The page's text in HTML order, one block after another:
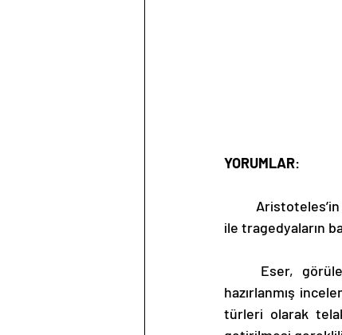
YORUMLAR:
ile tragedyaların
hazırlanmış
türleri olarak